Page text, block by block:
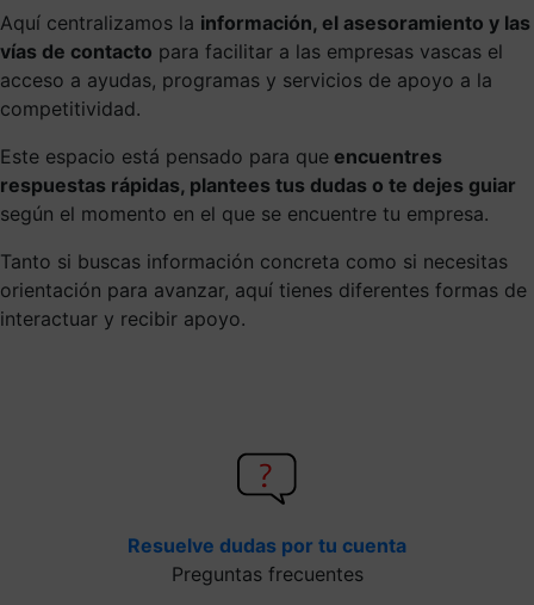
Aquí centralizamos la información, el asesoramiento y las
vías de contacto para facilitar a las empresas vascas el
acceso a ayudas, programas y servicios de apoyo a la
competitividad.
Este espacio está pensado para que encuentres
respuestas rápidas, plantees tus dudas o te dejes guiar
según el momento en el que se encuentre tu empresa.
Tanto si buscas información concreta como si necesitas
orientación para avanzar, aquí tienes diferentes formas de
interactuar y recibir apoyo.
Resuelve dudas por tu cuenta
Preguntas frecuentes